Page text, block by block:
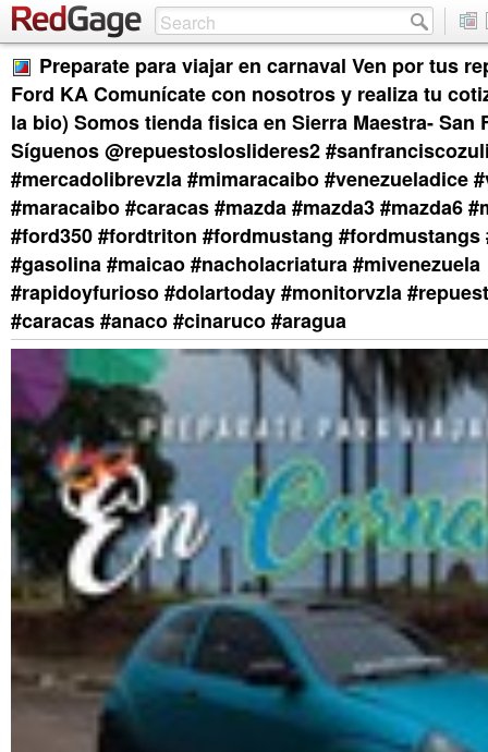
Preparate para viajar en carnaval Ven por tus
Ford KA Comunícate con nosotros y realiza tu
la bio) Somos tienda fisica en Sierra Maestra- San
Síguenos @repuestosloslideres2
#mercadolibrevzla #mimaracaibo #venezueladice
#maracaibo #caracas #mazda #mazda3 #mazda6
#ford350 #fordtriton #fordmustang #fordmustangs
#gasolina #maicao #nacholacriatura #mivenezuela
#rapidoyfurioso #dolartoday #monitorvzla
#caracas #anaco #cinaruco #aragua